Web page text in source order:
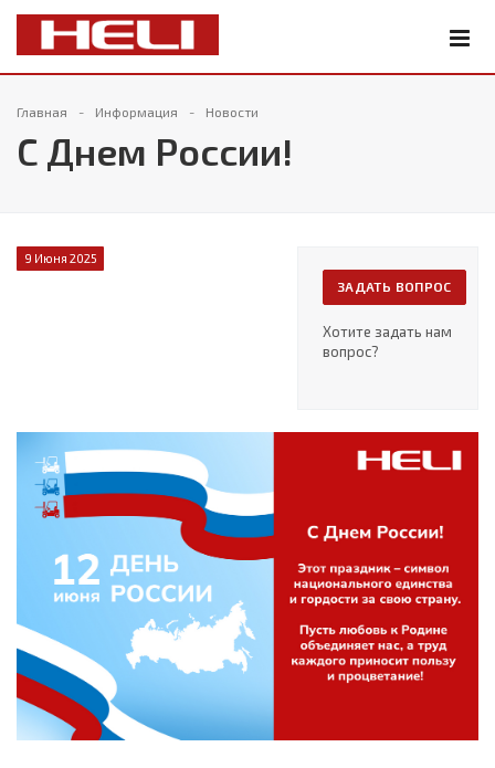
Главная Информация Новости
С Днем России!
ЗАДАТЬ ВОПРОС
Хотите задать нам
вопрос?
9 Июня 2025